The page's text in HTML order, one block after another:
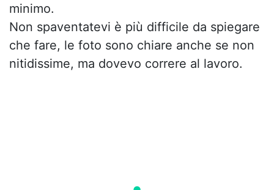
minimo.
Non spaventatevi è più difficile da spiegare
che fare, le foto sono chiare anche se non
nitidissime, ma dovevo correre al lavoro.